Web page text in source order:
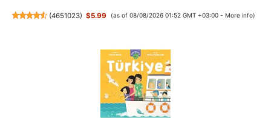
(4651023) $5.99 (as of 08/08/2026 01:52 GMT +03:00 - More info)